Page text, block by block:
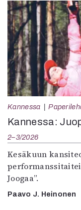
Kannessa
Kannessa:
2–3/2026
Kesäkuun
Joogaa”.
Paavo J. Heinonen